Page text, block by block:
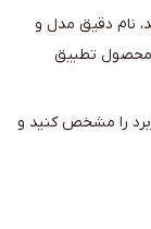
نام دقیق مدل و
محصول تطبیق
را مشخص کنید و